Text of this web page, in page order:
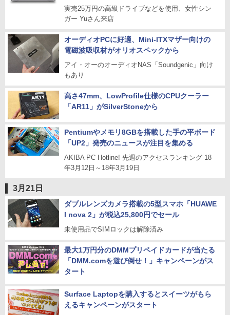
実売25万円の高級ドライブなどを使用、女性シン
ガー Yuさん来店
オーディオPCに好適、Mini-ITXマザー向けの
電磁波吸収材がオリオスペックから
アイ・オーのオーディオNAS「Soundgenic」向け
もあり
高さ47mm、LowProfile仕様のCPUクーラー
「AR11」がSilverStoneから
Pentiumやメモリ8GBを搭載した手の平ボード
「UP2」発売のニュースが注目を集める
AKIBA PC Hotline! 先週のアクセスランキング 18
年3月12日～18年3月19日
3月21日
ダブルレンズカメラ搭載の5型スマホ「HUAWE
I nova 2」が税込25,800円でセール
未使用品でSIMロックは解除済み
最大1万円分のDMMプリペイドカードが当たる
「DMM.comを遊び倒せ！」キャンペーンがス
タート
Surface Laptopを購入するとスイーツがもら
えるキャンペーンがスタート